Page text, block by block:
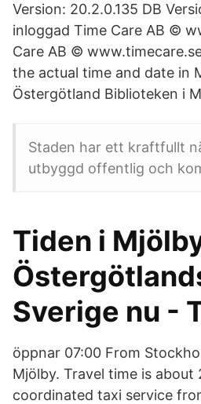
Version: 20.2.0.135 DB
inloggad Time Care AB ©
Care AB ©
the actual time and date in
Östergötland Biblioteken i
Staden har ett kraftfullt
utbyggd offentlig och
Tiden i
Sverige nu -
öppnar 07:00 From
Mjölby. Travel time is
coordinated taxi service